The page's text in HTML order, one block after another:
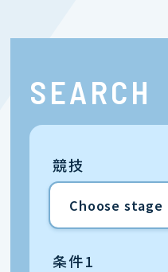
SEARCH
競技
条件1